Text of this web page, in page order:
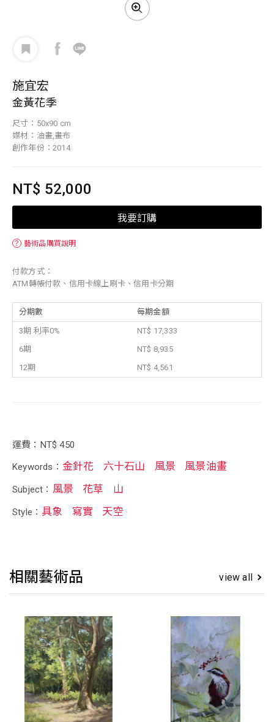
施宜宏
金黃花季
尺寸：50x90 cm
媒材：油畫,畫布
創作年份：2014
NT$ 52,000
我要訂購
？ 藝術品購買說明
付款方式：
ATM轉帳付款、信用卡線上刷卡、信用卡分期
分期數 每期金額
3期 利率0%
NT$ 17,333
6期
NT$ 8,935
12期
NT$ 4,561
運費：NT$ 450
Keywords： 金針花 六十石山 風景 風景油畫
Subject： 風景 花草 山
Style： 具象 寫實 天空
相關藝術品 view all